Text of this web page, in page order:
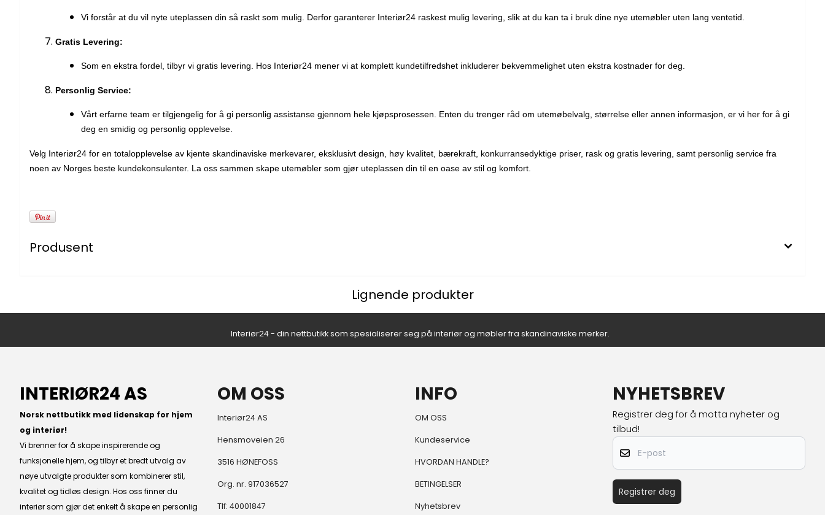
Vi forstår at du vil nyte uteplassen din så raskt som mulig. Derfor garanterer Interiør24 raskest mulig levering, slik at du kan ta i bruk dine nye utemøbler uten lang ventetid.
Gratis Levering:
Som en ekstra fordel, tilbyr vi gratis levering. Hos Interiør24 mener vi at komplett kundetilfredshet inkluderer bekvemmelighet uten ekstra kostnader for deg.
Personlig Service:
Vårt erfarne team er tilgjengelig for å gi personlig assistanse gjennom hele kjøpsprosessen. Enten du trenger råd om utemøbelvalg, størrelse eller annen informasjon, er vi her for å gi
deg en smidig og personlig opplevelse.
Velg Interiør24 for en totalopplevelse av kjente skandinaviske merkevarer, eksklusivt design, høy kvalitet, bærekraft, konkurransedyktige priser, rask og gratis levering, samt personlig service fra
noen av Norges beste kundekonsulenter. La oss sammen skape utemøbler som gjør uteplassen din til en oase av stil og komfort.
Produsent
Lignende produkter
Interiør24 - din nettbutikk som spesialiserer seg på interiør og møbler fra skandinaviske merker.
INTERIØR24 AS
Norsk nettbutikk med lidenskap for hjem
og interiør!
Vi brenner for å skape inspirerende og
funksjonelle hjem, og tilbyr et bredt utvalg av
nøye utvalgte produkter som kombinerer stil,
kvalitet og tidløs design. Hos oss finner du
interiør som gjør det enkelt å skape en personlig
OM OSS
Interiør24 AS
Hensmoveien 26
3516 HØNEFOSS
Org. nr. 917036527
Tlf: 40001847
INFO
OM OSS
Kundeservice
HVORDAN HANDLE?
BETINGELSER
Nyhetsbrev
NYHETSBREV
Registrer deg for å motta nyheter og
tilbud!
E-post
Registrer deg